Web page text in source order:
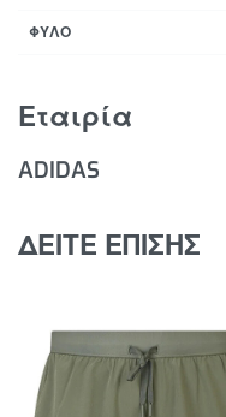
Τσέπη με φερμουάρ
ΦΥΛΟ
Εταιρία
ADIDAS
ΔΕΙΤΕ ΕΠΙΣΗΣ